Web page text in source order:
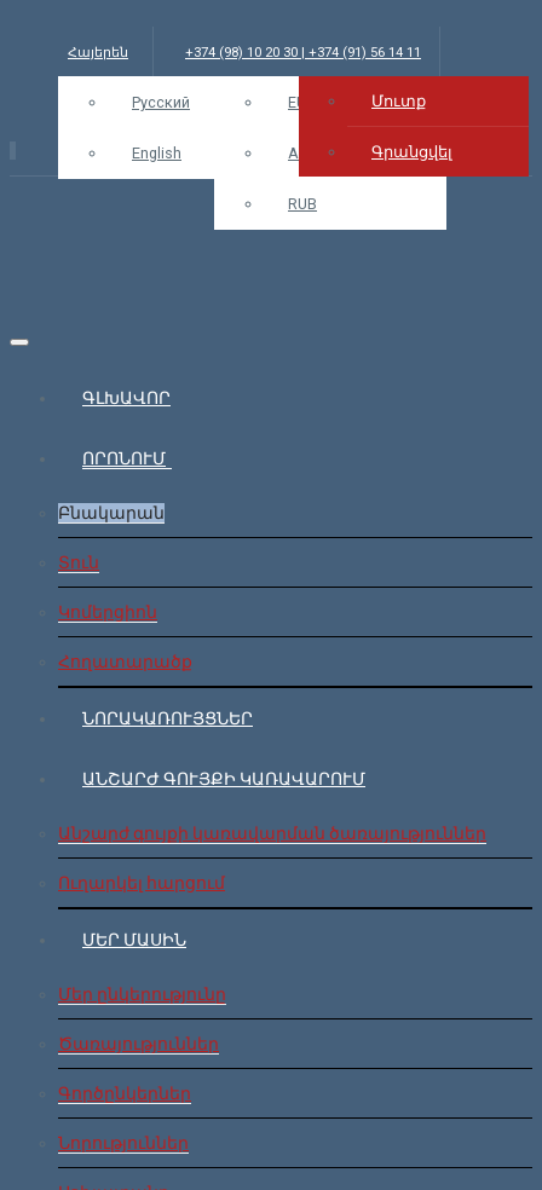
Հայերեն
Русский
English
+374 (98) 10 20 30 | +374 (91) 56 14 11
info@bars.am USD EUR
AMD
RUB
Մուտք Մուտք
Գրանցվել
ԳԼԽԱՎՈՐ
ՈՐՈՆՈՒՄ
Բնակարան
Տուն
Կոմերցիոն
Հողատարածք
ՆՈՐԱԿԱՌՈՒՅՑՆԵՐ
ԱՆՇԱՐԺ ԳՈՒՅՔԻ ԿԱՌԱՎԱՐՈՒՄ
Անշարժ գույքի կառավարման ծառայություններ
Ուղարկել հարցում
ՄԵՐ ՄԱՍԻՆ
Մեր ընկերությունը
Ծառայություններ
Գործընկերներ
Նորություններ